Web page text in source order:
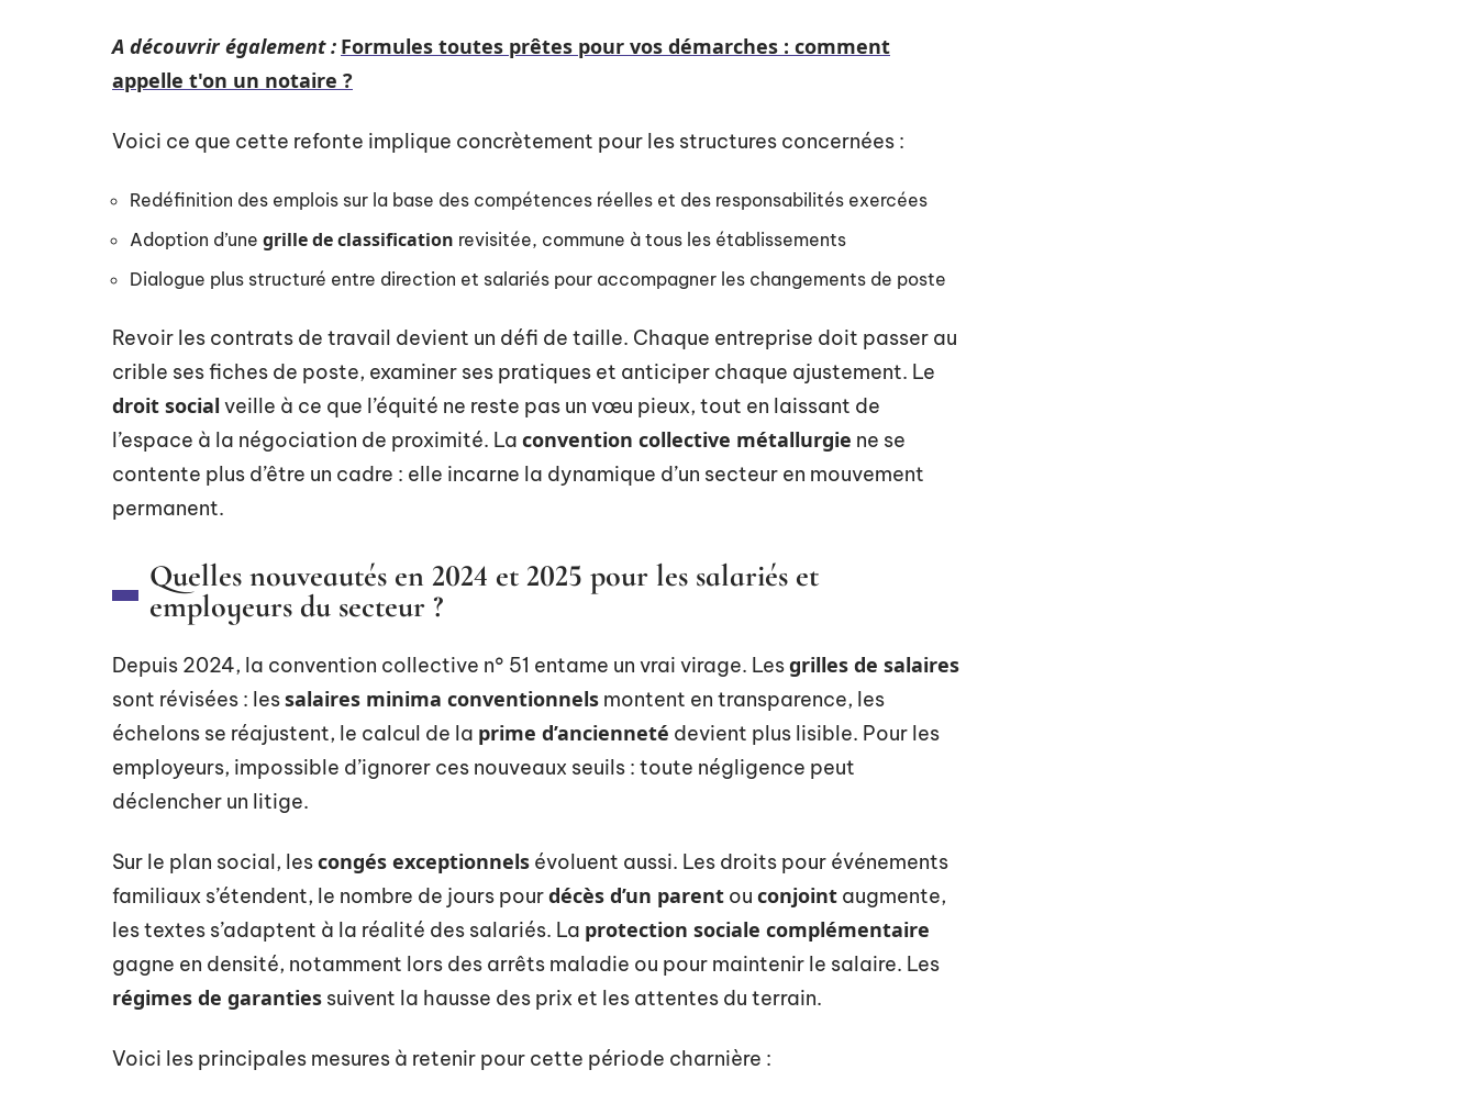
A découvrir également : Formules toutes prêtes pour vos démarches : comment
appelle t'on un notaire ?
Voici ce que cette refonte implique concrètement pour les structures concernées :
Redéfinition des emplois sur la base des compétences réelles et des responsabilités exercées
Adoption d’une grille de classification revisitée, commune à tous les établissements
Dialogue plus structuré entre direction et salariés pour accompagner les changements de poste
Revoir les contrats de travail devient un défi de taille. Chaque entreprise doit passer au
crible ses fiches de poste, examiner ses pratiques et anticiper chaque ajustement. Le
droit social veille à ce que l’équité ne reste pas un vœu pieux, tout en laissant de
l’espace à la négociation de proximité. La convention collective métallurgie ne se
contente plus d’être un cadre : elle incarne la dynamique d’un secteur en mouvement
permanent.
Quelles nouveautés en 2024 et 2025 pour les salariés et
employeurs du secteur ?
Depuis 2024, la convention collective n° 51 entame un vrai virage. Lesgrilles de salaires
sont révisées : lessalaires minima conventionnels montent en transparence, les
échelons se réajustent, le calcul de la prime d’ancienneté devient plus lisible. Pour les
employeurs, impossible d’ignorer ces nouveaux seuils : toute négligence peut
déclencher un litige.
Sur le plan social, lescongés exceptionnels évoluent aussi. Les droits pour événements
familiaux s’étendent, le nombre de jours pourdécès d’un parent ou conjoint augmente,
les textes s’adaptent à la réalité des salariés. La protection sociale complémentaire
gagne en densité, notamment lors des arrêts maladie ou pour maintenir le salaire. Les
régimes de garanties suivent la hausse des prix et les attentes du terrain.
Voici les principales mesures à retenir pour cette période charnière :